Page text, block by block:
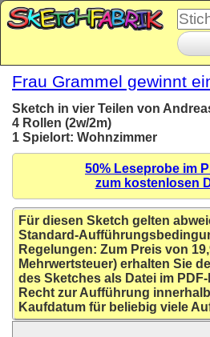
Frau Grammel gewinnt
Sketch in vier Teilen von
4 Rollen (2w/2m)
1 Spielort: Wohnzimmer
50% Leseprobe im
zum kostenlosen
Für diesen Sketch gelten
Standard-
Regelungen: Zum Preis von
Mehrwertsteuer) erhalten Sie
des Sketches als Datei im
Recht zur Aufführung
Kaufdatum für beliebig viele